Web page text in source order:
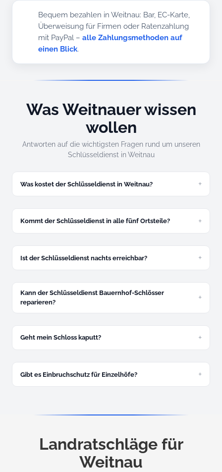
Bequem bezahlen in Weitnau: Bar, EC-Karte,
Überweisung für Firmen oder Ratenzahlung
mit PayPal –alle Zahlungsmethoden auf
einen Blick.
Was Weitnauer wissen
wollen
Antworten auf die wichtigsten Fragen rund um unseren
Schlüsseldienst in Weitnau
Was kostet der Schlüsseldienst in Weitnau?
verbindlich wie in Wengen.
Kommt der Schlüsseldienst in alle fünf Ortsteile?
Wengen. Kein Extra für ländliche Lagen.
Ist der Schlüsseldienst nachts erreichbar?
Kann der Schlüsseldienst Bauernhof-Schlösser
reparieren?
reparieren wir wenn möglich.
Geht mein Schloss kaputt?
Gibt es Einbruchschutz für Einzelhöfe?
Landratschläge für
Weitnau